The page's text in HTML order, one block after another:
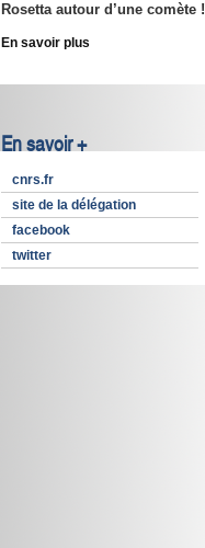
Rosetta autour d’une comète !
En savoir plus
En savoir +
cnrs.fr
site de la délégation
facebook
twitter